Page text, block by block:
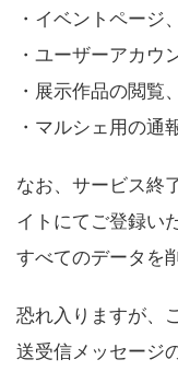
・イベントページ
・ユーザーアカウ
・展示作品の閲覧
・マルシェ用の通
なお、サービス終
イトにてご登録い
すべてのデータを
恐れ入りますが、
送受信メッセージ